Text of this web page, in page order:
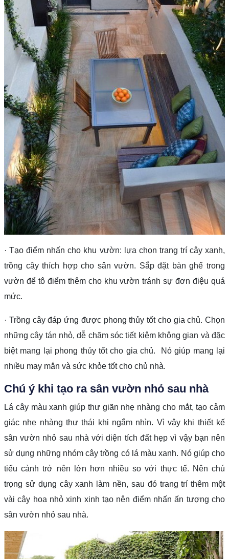
· Tạo điểm nhấn cho khu vườn: lựa chọn trang trí cây xanh,
trồng cây thích hợp cho sân vườn. Sắp đặt bàn ghế trong
vườn để tô điểm thêm cho khu vườn tránh sự đơn điệu quá
mức.
· Trồng cây đáp ứng được phong thủy tốt cho gia chủ. Chọn
những cây tán nhỏ, dễ chăm sóc tiết kiệm không gian và đặc
biệt mang lại phong thủy tốt cho gia chủ. Nó giúp mang lại
nhiều may mắn và sức khỏe tốt cho chủ nhà.
Chú ý khi tạo ra sân vườn nhỏ sau nhà
Lá cây màu xanh giúp thư giãn nhẹ nhàng cho mắt, tạo cảm
giác nhẹ nhàng thư thái khi ngắm nhìn. Vì vậy khi thiết kế
sân vườn nhỏ sau nhà với diện tích đất hẹp vì vậy bạn nên
sử dụng những nhóm cây trồng có lá màu xanh. Nó giúp cho
tiểu cảnh trở nên lớn hơn nhiều so với thực tế. Nên chú
trọng sử dụng cây xanh làm nền, sau đó trang trí thêm một
vài cây hoa nhỏ xinh xinh tạo nên điểm nhấn ấn tượng cho
sân vườn nhỏ sau nhà.